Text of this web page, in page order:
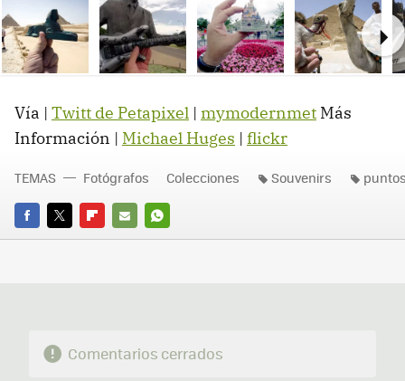
Vía | Twitt de Petapixel | mymodernmet Más
Información | Michael Huges | flickr
FACEBOOK
TWITTERFLIPBOARD
E-
WHATSAPP
TEMAS Fotógrafos Colecciones Souvenirs
Comentarios cerrados